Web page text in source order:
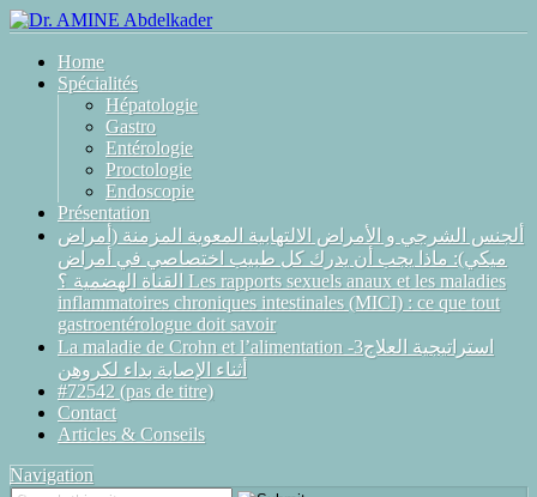
Home
Spécialités
Hépatologie
Gastro
Entérologie
Proctologie
Endoscopie
Présentation
ألجنس الشرجي و الأمراض الالتهابية المعوية المزمنة (أمراض
ميكي): ماذا يجب أن يدرك كل طبيب اختصاصي في أمراض
القناة الهضمية ؟ Les rapports sexuels anaux et les maladies
inflammatoires chroniques intestinales (MICI) : ce que tout
gastroentérologue doit savoir
La maladie de Crohn et l’alimentation -3استراتيجية العلاج
أثناء الإصابة بداء لكروهن
#72542 (pas de titre)
Contact
Articles & Conseils
Navigation